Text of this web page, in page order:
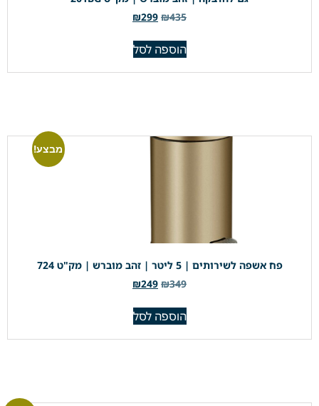
₪435
₪299
הוספה לסל
מבצע!
פח אשפה לשירותים | 5 ליטר | זהב מוברש | מק"ט 724
₪349
₪249
הוספה לסל